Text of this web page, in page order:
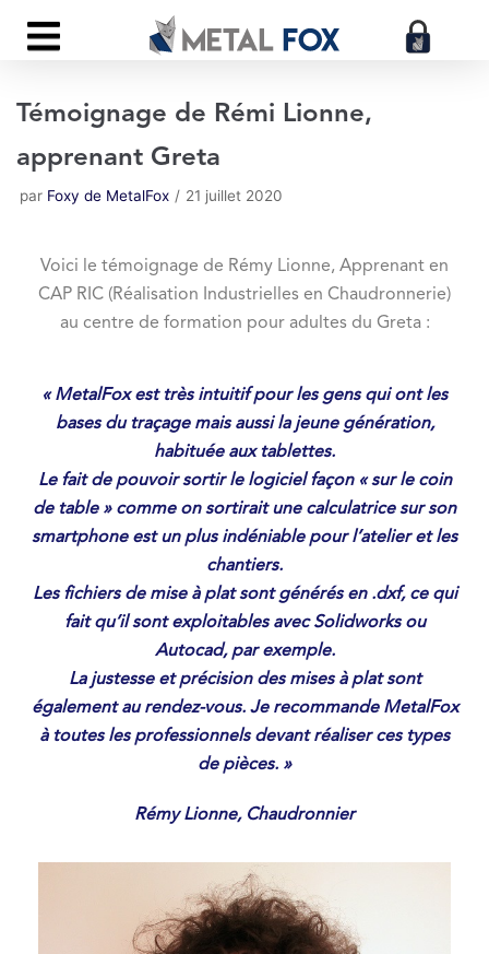
Aller
au
Témoignage de Rémi Lionne,
apprenant Greta
par Foxy de MetalFox 21 juillet 2020
Voici le témoignage de Rémy Lionne, Apprenant en
CAP RIC (Réalisation Industrielles en Chaudronnerie)
au centre de formation pour adultes du Greta :
« MetalFox est très intuitif pour les gens qui ont les
bases du traçage mais aussi la jeune génération,
habituée aux tablettes.
Le fait de pouvoir sortir le logiciel façon « sur le coin
de table » comme on sortirait une calculatrice sur son
smartphone est un plus indéniable pour l’atelier et les
chantiers.
Les fichiers de mise à plat sont générés en .dxf, ce qui
fait qu’il sont exploitables avec Solidworks ou
Autocad, par exemple.
La justesse et précision des mises à plat sont
également au rendez-vous. Je recommande MetalFox
à toutes les professionnels devant réaliser ces types
de pièces. »
Rémy Lionne, Chaudronnier